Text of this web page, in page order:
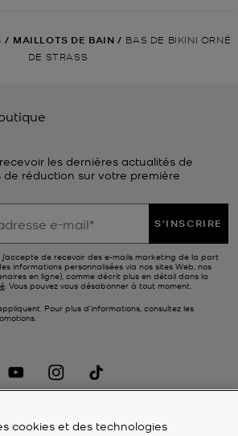
/ MAILLOTS DE BAIN / BAS DE BIKINI ORNÉ
DE STRASS
les dernières actualités de
de réduction sur votre première
S'INSCRIRE
j’accepte de recevoir des e-mails marketing de la part
informations personnalisées via nos sites Web, nos
en ligne), comme décrit plus en détail dans la
. Vous pouvez vous désabonner à tout moment.
Pour plus d’informations, consultez les
cookies et des technologies